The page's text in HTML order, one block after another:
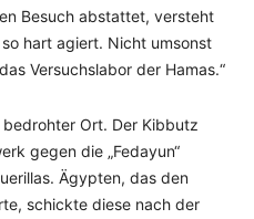
Besuch abstattet, versteht
hart agiert. Nicht umsonst
Versuchslabor der Hamas.“
Ort. Der Kibbutz
gegen die „Fedayun“
Ägypten, das den
schickte diese nach der